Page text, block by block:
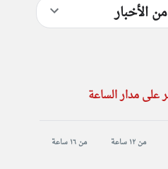
الأخبار
على مدار الساعة
من ١٢ ساعة من ١٦ ساعة